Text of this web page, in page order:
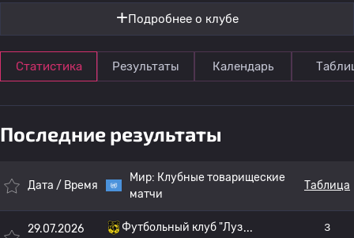
Подробнее о клубе
Статистика Результаты Календарь
Последние результаты
Дата / Время
Мир: Клубные товарищеские
матчи
Таблица
29.07.2026
Футбольный клуб "Луз
3